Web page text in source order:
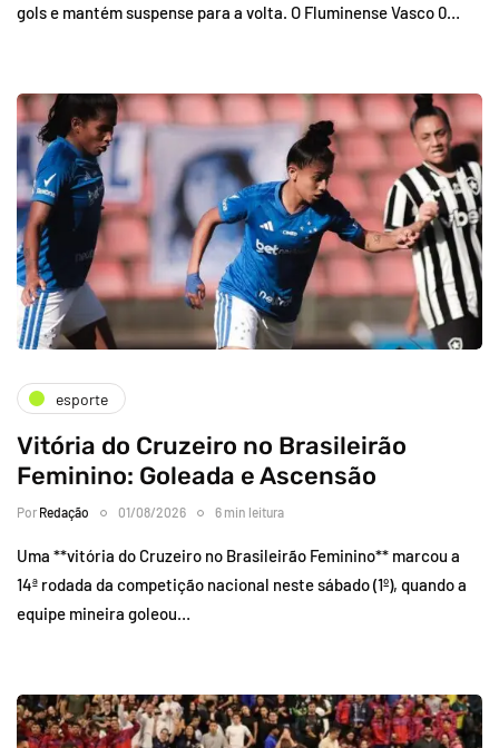
gols e mantém suspense para a volta. O Fluminense Vasco 0…
esporte
Vitória do Cruzeiro no Brasileirão
Feminino: Goleada e Ascensão
Por Redação 01/08/2026 6 min leitura
Uma **vitória do Cruzeiro no Brasileirão Feminino** marcou a
14ª rodada da competição nacional neste sábado (1º), quando a
equipe mineira goleou…